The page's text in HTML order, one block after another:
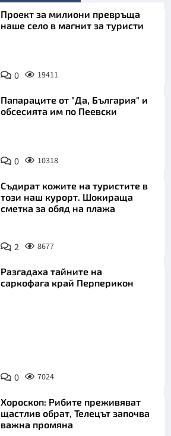
Проект за милиони превръща
наше село в магнит за туристи
0 19411
Папараците от "Да, България" и
обсесията им по Пеевски
0 10318
Съдират кожите на туристите в
този наш курорт. Шокираща
сметка за обяд на плажа
2 8677
Разгадаха тайните на
саркофага край Перперикон
0 7024
Хороскоп: Рибите преживяват
щастлив обрат, Телецът започва
важна промяна